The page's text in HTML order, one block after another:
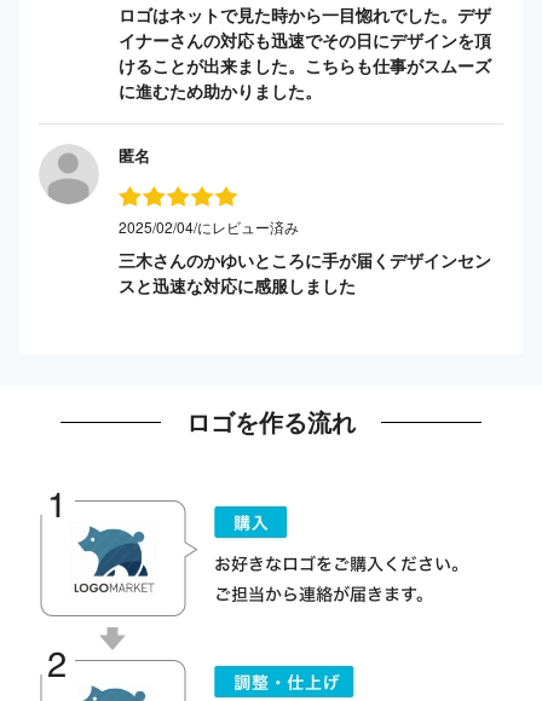
ロゴはネットで見た時から一目惚れでした。デザ
イナーさんの対応も迅速でその日にデザインを頂
けることが出来ました。こちらも仕事がスムーズ
に進むため助かりました。
匿名
2025/02/04/にレビュー済み
三木さんのかゆいところに手が届くデザインセン
スと迅速な対応に感服しました
ロゴを作る流れ